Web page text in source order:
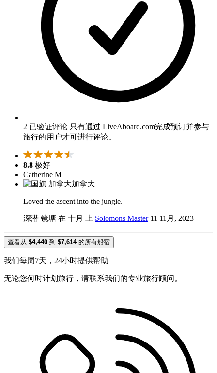
2 已验证评论 只有通过 LiveAboard.com完成预订并参与
旅行的用户才可进行评论。
8.8 极好
Catherine M
加拿大
Loved the ascent into the jungle.
深潜 镜塘 在 十月 上 Solomons Master 11 11月, 2023
查看从 $4,440 到 $7,614 的所有船宿
我们每周7天，24小时提供帮助
无论您何时计划旅行，请联系我们的专业旅行顾问。